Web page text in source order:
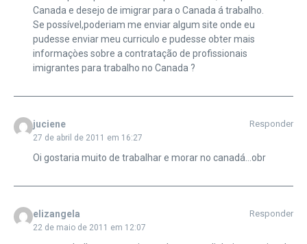
Canada e desejo de imigrar para o Canada á trabalho.
Se possível,poderiam me enviar algum site onde eu
pudesse enviar meu curriculo e pudesse obter mais
informaçòes sobre a contratação de profissionais
imigrantes para trabalho no Canada ?
juciene
27 de abril de 2011 em 16:27
Responder
Oi gostaria muito de trabalhar e morar no canadá…obr
elizangela
22 de maio de 2011 em 12:07
Responder